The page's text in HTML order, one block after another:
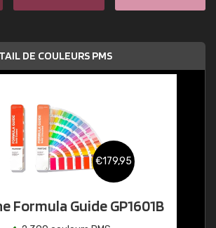
DE COULEURS PMS
€179,95
Formula Guide GP1601B